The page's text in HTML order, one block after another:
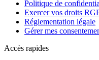
Politique de
Exercer vos droits
Réglementation légale
Gérer mes
Accès rapides